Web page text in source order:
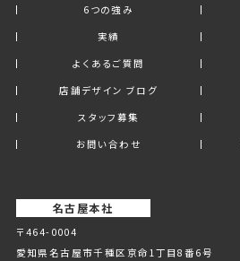
6つの強み
実績
よくあるご質問
店舗デザイン ブログ
スタッフ募集
お問い合わせ
名古屋本社
〒464-0004
愛知県名古屋市千種区京命1丁⽬8番6号